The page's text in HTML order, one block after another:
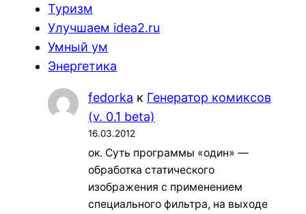
Туризм
Улучшаем idea2.ru
Умный ум
Энергетика
fedorka к Генератор комиксов
(v. 0.1 beta)
16.03.2012
ок. Суть программы «один» —
обработка статического
изображения с применением
специального фильтра, на выходе